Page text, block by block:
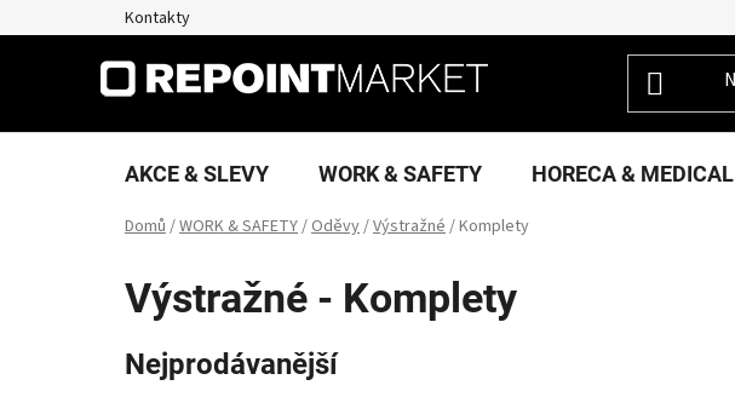
na
Kontakty
AKCE & SLEVY WORK & SAFETY HORECA & MEDICAL
Domů/WORK & SAFETY/Oděvy/Výstražné/Komplety
Výstražné - Komplety
Nejprodávanější